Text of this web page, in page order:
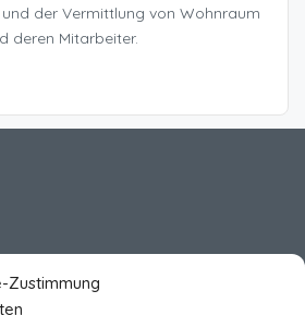
Zustimmung
der Vermittlung von Wohnraum
deren Mitarbeiter.